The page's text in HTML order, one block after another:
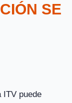
SE
ITV puede